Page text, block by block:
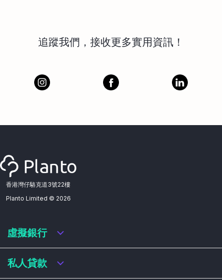
追蹤我們，接收更多實用資訊！
香港灣仔駱克道3號22樓
Planto Limited © 2026
虛擬銀行
虛擬銀行迎新優惠
虛擬銀行存款利率比較
私人貸款